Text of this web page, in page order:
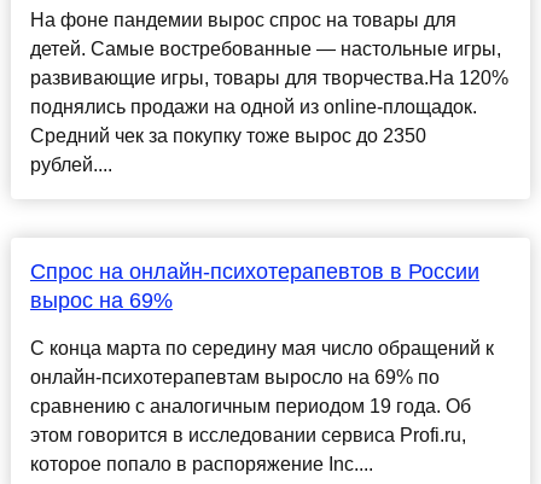
На фоне пандемии вырос спрос на товары для
детей. Самые востребованные — настольные игры,
развивающие игры, товары для творчества.На 120%
поднялись продажи на одной из online-площадок.
Средний чек за покупку тоже вырос до 2350
рублей....
Спрос на онлайн-психотерапевтов в России
вырос на 69%
С конца марта по середину мая число обращений к
онлайн-психотерапевтам выросло на 69% по
сравнению с аналогичным периодом 19 года. Об
этом говорится в исследовании сервиса Profi.ru,
которое попало в распоряжение Inc....